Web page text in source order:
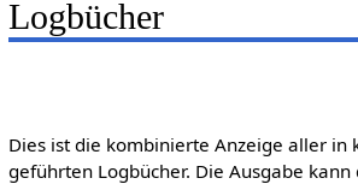
Logbücher
Dies ist die kombinierte Anzeige aller in
geführten Logbücher. Die Ausgabe kann